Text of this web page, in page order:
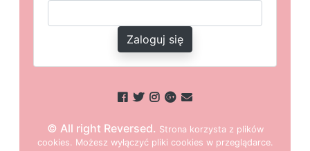
Zaloguj się
© All right Reversed. Strona korzysta z plików
cookies. Możesz wyłączyć pliki cookies w przeglądarce.